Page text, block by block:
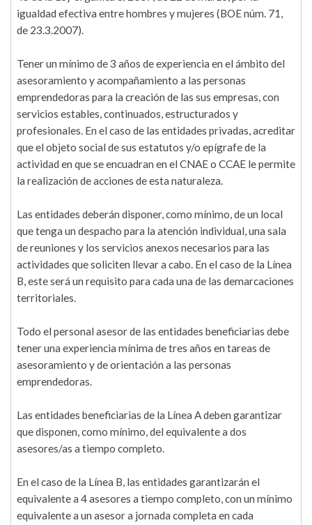
igualdad efectiva entre hombres y mujeres (BOE núm. 71,
de 23.3.2007).
Tener un mínimo de 3 años de experiencia en el ámbito del
asesoramiento y acompañamiento a las personas
emprendedoras para la creación de las sus empresas, con
servicios estables, continuados, estructurados y
profesionales. En el caso de las entidades privadas, acreditar
que el objeto social de sus estatutos y/o epígrafe de la
actividad en que se encuadran en el CNAE o CCAE le permite
la realización de acciones de esta naturaleza.
Las entidades deberán disponer, como mínimo, de un local
que tenga un despacho para la atención individual, una sala
de reuniones y los servicios anexos necesarios para las
actividades que soliciten llevar a cabo. En el caso de la Línea
B, este será un requisito para cada una de las demarcaciones
territoriales.
Todo el personal asesor de las entidades beneficiarias debe
tener una experiencia mínima de tres años en tareas de
asesoramiento y de orientación a las personas
emprendedoras.
Las entidades beneficiarias de la Línea A deben garantizar
que disponen, como mínimo, del equivalente a dos
asesores/as a tiempo completo.
En el caso de la Línea B, las entidades garantizarán el
equivalente a 4 asesores a tiempo completo, con un mínimo
equivalente a un asesor a jornada completa en cada